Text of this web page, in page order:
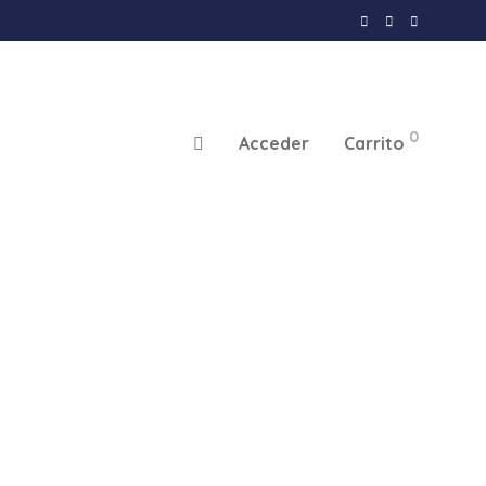
Acceder Carrito 0